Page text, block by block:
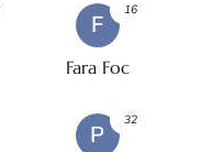
F
Fara Foc
16
P
32